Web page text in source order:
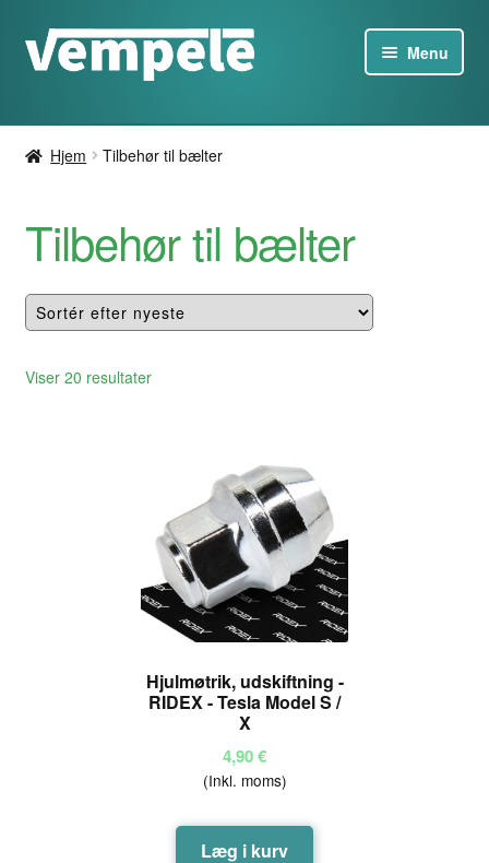
Spring
til
Spring
til
Menu
Opladerne
Tilbud
Omkring
Hjem Tilbehør til bælter
Tilbehør til bælter
Viser 20 resultaterSorteret
Hjulmøtrik, udskiftning -
RIDEX - Tesla Model S /
X
4,90€
(Inkl. moms)
Læg i kurv